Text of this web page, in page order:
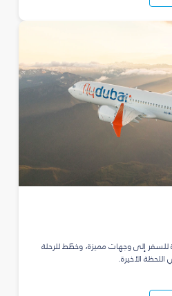
للسفر إلى وجهات مميزة، وخطّط للرحلة
الأخيرة.